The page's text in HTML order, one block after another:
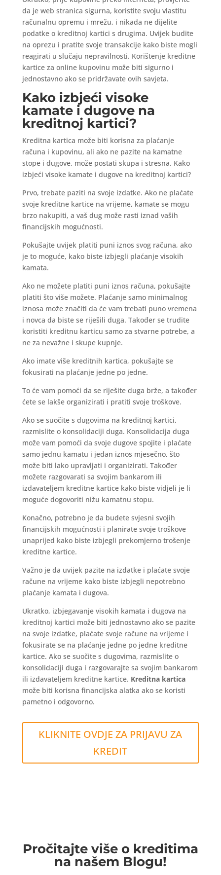
da je web stranica sigurna, koristite svoju vlastitu
računalnu opremu i mrežu, i nikada ne dijelite
podatke o kreditnoj kartici s drugima. Uvijek budite
na oprezu i pratite svoje transakcije kako biste mogli
reagirati u slučaju nepravilnosti. Korištenje kreditne
kartice za online kupovinu može biti sigurno i
jednostavno ako se pridržavate ovih savjeta.
Kako izbjeći visoke
kamate i dugove na
kreditnoj kartici?
Kreditna kartica može biti korisna za plaćanje
računa i kupovinu, ali ako ne pazite na kamatne
stope i dugove, može postati skupa i stresna. Kako
izbjeći visoke kamate i dugove na kreditnoj kartici?
Prvo, trebate paziti na svoje izdatke. Ako ne plaćate
svoje kreditne kartice na vrijeme, kamate se mogu
brzo nakupiti, a vaš dug može rasti iznad vaših
financijskih mogućnosti.
Pokušajte uvijek platiti puni iznos svog računa, ako
je to moguće, kako biste izbjegli plaćanje visokih
kamata.
Ako ne možete platiti puni iznos računa, pokušajte
platiti što više možete. Plaćanje samo minimalnog
iznosa može značiti da će vam trebati puno vremena
i novca da biste se riješili duga. Također se trudite
koristiti kreditnu karticu samo za stvarne potrebe, a
ne za nevažne i skupe kupnje.
Ako imate više kreditnih kartica, pokušajte se
fokusirati na plaćanje jedne po jedne.
To će vam pomoći da se riješite duga brže, a također
ćete se lakše organizirati i pratiti svoje troškove.
Ako se suočite s dugovima na kreditnoj kartici,
razmislite o konsolidaciji duga. Konsolidacija duga
može vam pomoći da svoje dugove spojite i plaćate
samo jednu kamatu i jedan iznos mjesečno, što
može biti lako upravljati i organizirati. Također
možete razgovarati sa svojim bankarom ili
izdavateljem kreditne kartice kako biste vidjeli je li
moguće dogovoriti nižu kamatnu stopu.
Konačno, potrebno je da budete svjesni svojih
financijskih mogućnosti i planirate svoje troškove
unaprijed kako biste izbjegli prekomjerno trošenje
kreditne kartice.
Važno je da uvijek pazite na izdatke i plaćate svoje
račune na vrijeme kako biste izbjegli nepotrebno
plaćanje kamata i dugova.
Ukratko, izbjegavanje visokih kamata i dugova na
kreditnoj kartici može biti jednostavno ako se pazite
na svoje izdatke, plaćate svoje račune na vrijeme i
fokusirate se na plaćanje jedne po jedne kreditne
kartice. Ako se suočite s dugovima, razmislite o
konsolidaciji duga i razgovarajte sa svojim bankarom
ili izdavateljem kreditne kartice. Kreditna kartica
može biti korisna financijska alatka ako se koristi
pametno i odgovorno.
KLIKNITE OVDJE ZA PRIJAVU ZA
KREDIT
Pročitajte više o kreditima
na našem Blogu!